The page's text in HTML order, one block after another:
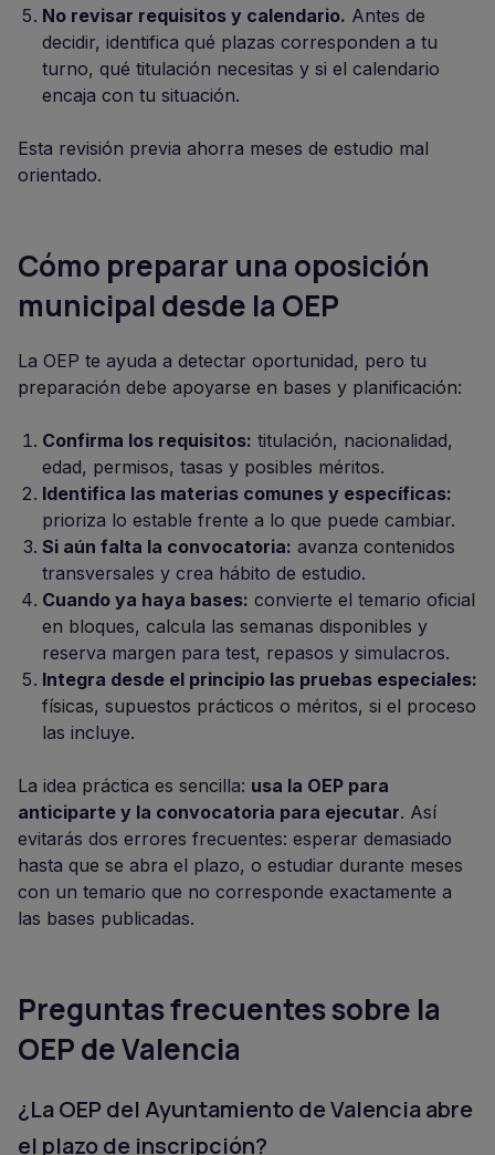
No revisar requisitos y calendario. Antes de
decidir, identifica qué plazas corresponden a tu
turno, qué titulación necesitas y si el calendario
encaja con tu situación.
Esta revisión previa ahorra meses de estudio mal
orientado.
Cómo preparar una oposición
municipal desde la OEP
La OEP te ayuda a detectar oportunidad, pero tu
preparación debe apoyarse en bases y planificación:
Confirma los requisitos: titulación, nacionalidad,
edad, permisos, tasas y posibles méritos.
Identifica las materias comunes y específicas:
prioriza lo estable frente a lo que puede cambiar.
Si aún falta la convocatoria: avanza contenidos
transversales y crea hábito de estudio.
Cuando ya haya bases: convierte el temario oficial
en bloques, calcula las semanas disponibles y
reserva margen para test, repasos y simulacros.
Integra desde el principio las pruebas especiales:
físicas, supuestos prácticos o méritos, si el proceso
las incluye.
La idea práctica es sencilla: usa la OEP para
anticiparte y la convocatoria para ejecutar. Así
evitarás dos errores frecuentes: esperar demasiado
hasta que se abra el plazo, o estudiar durante meses
con un temario que no corresponde exactamente a
las bases publicadas.
Preguntas frecuentes sobre la
OEP de Valencia
¿La OEP del Ayuntamiento de Valencia abre
el plazo de inscripción?